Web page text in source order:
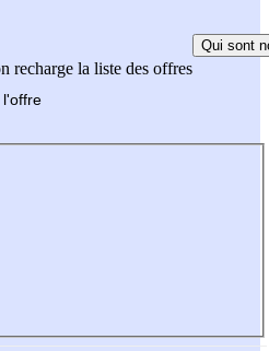
recharge la liste des offres
Qui sont
l'offre